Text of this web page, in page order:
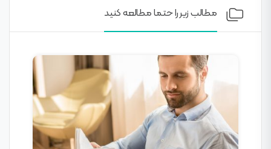
مطالب زیر را حتما مطالعه کنید